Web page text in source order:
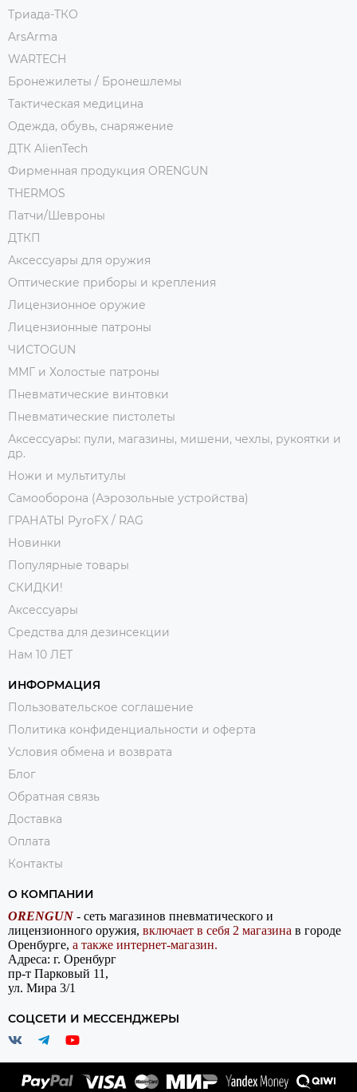
Триада-ТКО
ArsArma
WARTECH
Бронежилеты / Бронешлемы
Тактическая медицина
Одежда, обувь, снаряжение
ДТК AlienTech
Фирменная продукция ORENGUN
THERMOS
Патчи/Шевроны
ДТКП
Аксессуары для оружия
Оптические приборы и крепления
Лицензионное оружие
Лицензионные патроны
ЧИСТОGUN
ММГ и Холостые патроны
Пневматические винтовки
Пневматические пистолеты
Аксессуары: пули, магазины, мишени, чехлы, рукоятки и
др.
Ножи и мультитулы
Самооборона (Аэрозольные устройства)
ГРАНАТЫ PyroFX / RAG
Новинки
Популярные товары
СКИДКИ!
Аксессуары
Средства для дезинсекции
Нам 10 ЛЕТ
ИНФОРМАЦИЯ
Пользовательское соглашение
Политика конфиденциальности и оферта
Условия обмена и возврата
Блог
Обратная связь
Доставка
Оплата
Контакты
О КОМПАНИИ
ORENGUN - сеть магазинов пневматического и
лицензионного оружия, включает в себя 2 магазина в городе
Оренбурге, а также интернет-магазин.
Адреса: г. Оренбург
пр-т Парковый 11,
ул. Мира 3/1
СОЦСЕТИ И МЕССЕНДЖЕРЫ